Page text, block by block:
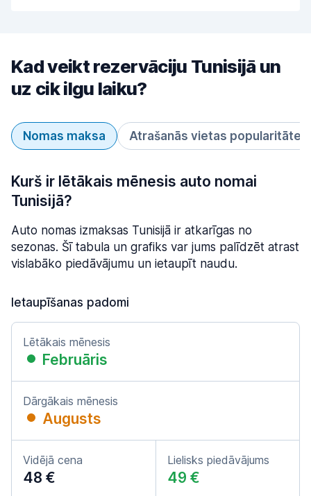
Kad veikt rezervāciju Tunisijā un
uz cik ilgu laiku?
Nomas maksa Atrašanās vietas popularitāte
Kurš ir lētākais mēnesis auto nomai
Tunisijā?
Auto nomas izmaksas Tunisijā ir atkarīgas no
sezonas. Šī tabula un grafiks var jums palīdzēt atrast
vislabāko piedāvājumu un ietaupīt naudu.
Ietaupīšanas padomi
Lētākais mēnesis
Februāris
Dārgākais mēnesis
Augusts
Vidējā cena
48 €
Lielisks piedāvājums
49 €